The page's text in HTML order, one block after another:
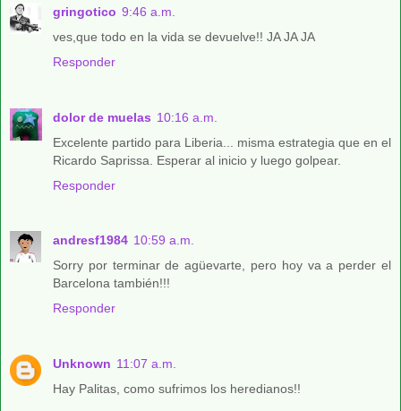
gringotico 9:46 a.m.
ves,que todo en la vida se devuelve!! JA JA JA
Responder
dolor de muelas 10:16 a.m.
Excelente partido para Liberia... misma estrategia que en el
Ricardo Saprissa. Esperar al inicio y luego golpear.
Responder
andresf1984 10:59 a.m.
Sorry por terminar de agüevarte, pero hoy va a perder el
Barcelona también!!!
Responder
Unknown 11:07 a.m.
Hay Palitas, como sufrimos los heredianos!!